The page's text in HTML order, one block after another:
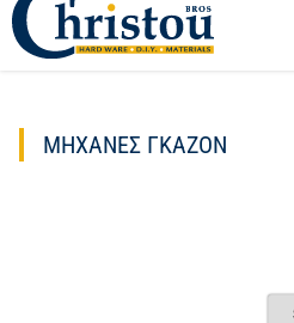
ΜΗΧΑΝΈΣ ΓΚΑΖΌΝ